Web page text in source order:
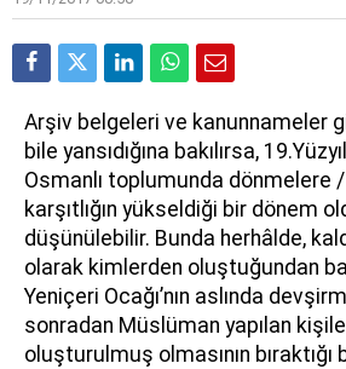
Arşiv belgeleri ve kanunnameler
bile yansıdığına bakılırsa,
Osmanlı toplumunda dönmelere
karşıtlığın yükseldiği bir dönem
düşünülebilir. Bunda herhâlde,
olarak kimlerden oluştuğundan
Yeniçeri Ocağı’nın aslında
sonradan Müslüman yapılan
oluşturulmuş olmasının